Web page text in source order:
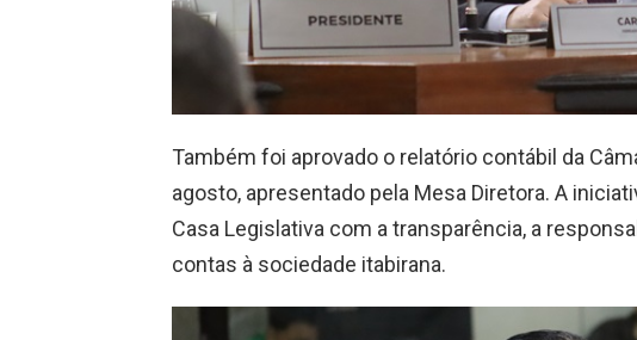
Também foi aprovado o relatório contábil da
agosto, apresentado pela Mesa Diretora. A
Casa Legislativa com a transparência, a
contas à sociedade itabirana.